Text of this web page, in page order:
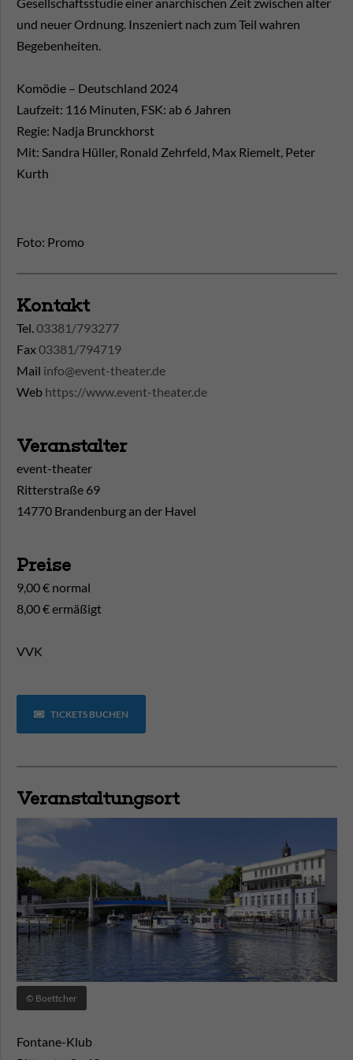
Gesellschaftsstudie einer anarchischen Zeit zwischen alter
und neuer Ordnung. Inszeniert nach zum Teil wahren
Begebenheiten.
Komödie – Deutschland 2024
Laufzeit: 116 Minuten, FSK: ab 6 Jahren
Regie: Nadja Brunckhorst
Mit: Sandra Hüller, Ronald Zehrfeld, Max Riemelt, Peter
Kurth
Foto: Promo
Kontakt
Tel.03381/793277
Fax03381/794719
Mail info@event-theater.de
Web https://www.event-theater.de
Veranstalter
event-theater
Ritterstraße 69
14770 Brandenburg an der Havel
Preise
9,00 € normal
8,00 € ermäßigt
VVK
TICKETS BUCHEN
Veranstaltungsort
© Boettcher
Fontane-Klub